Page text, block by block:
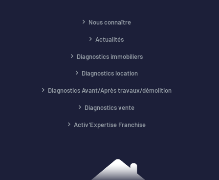
Nous connaître
Actualités
Diagnostics immobiliers
Diagnostics location
Diagnostics Avant/Après travaux/démolition
Diagnostics vente
Activ’Expertise Franchise